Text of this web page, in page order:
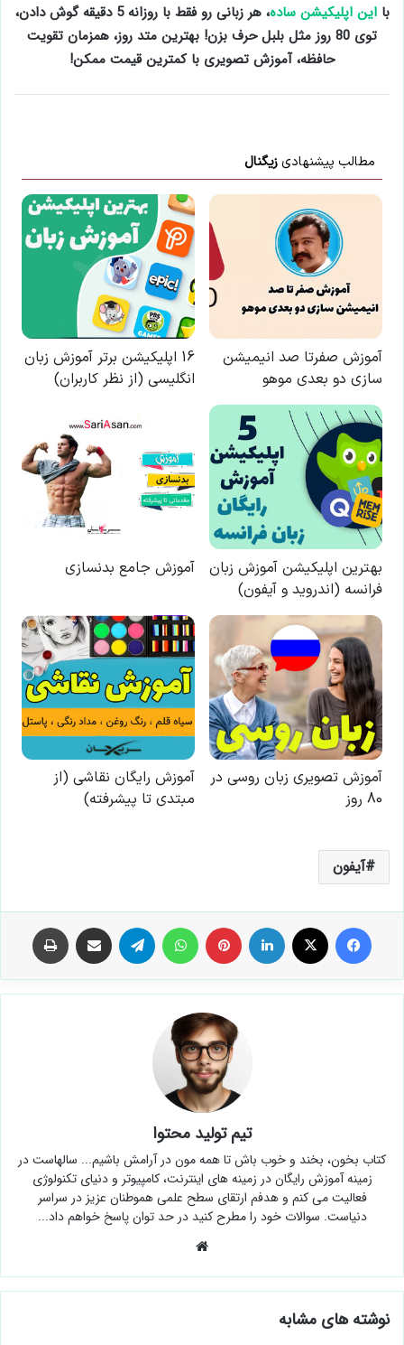
بااین اپلیکیشن ساده
، هر زبانی رو فقط با روزانه 5 دقیقه گوش دادن،
توی 80 روز مثل بلبل حرف بزن! بهترین متد روز، همزمان تقویت
حافظه، آموزش تصویری با کمترین قیمت ممکن!
آیفون
فیس بوک لینکدین ‫پین‌ترست تلگرام اشتراک گذاری از طریق ایمیل
تیم تولید محتوا
کتاب بخون، بخند و خوب باش تا همه مون در آرامش باشیم... سالهاست در
زمینه آموزش رایگان در زمینه های اینترنت، کامپیوتر و دنیای تکنولوژی
فعالیت می کنم و هدفم ارتقای سطح علمی هموطنان عزیز در سراسر
دنیاست. سوالات خود را مطرح کنید در حد توان پاسخ خواهم داد...
نوشته های مشابه